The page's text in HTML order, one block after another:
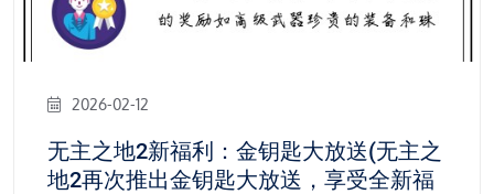
2026-02-12
无主之地2新福利：金钥匙大放送(无主之
地2再次推出金钥匙大放送，享受全新福